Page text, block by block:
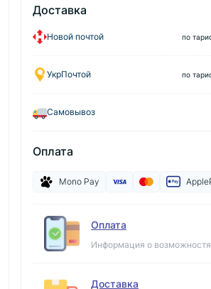
Доставка
Новой почтой по
УкрПочтой по
Самовывоз
Оплата
Mono Pay
Оплата
Информация о
Доставка